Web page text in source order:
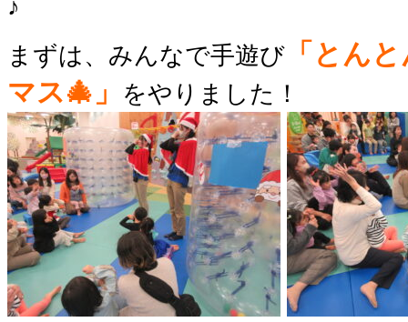
♪
まずは、みんなで手遊び 「とん
マス🎄」
をやりました！